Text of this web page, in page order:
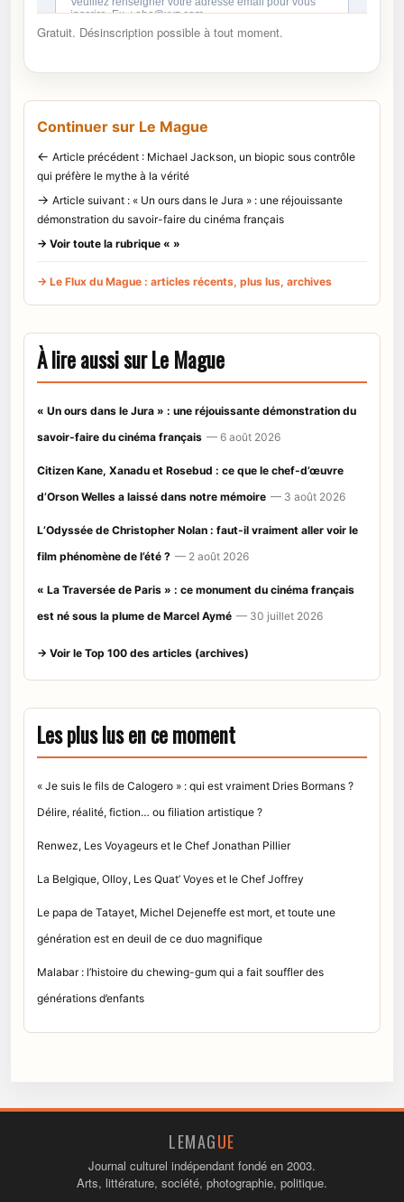
Gratuit. Désinscription possible à tout moment.
Continuer sur Le Mague
← Article précédent : Michael Jackson, un biopic sous contrôle
qui préfère le mythe à la vérité
→ Article suivant : « Un ours dans le Jura » : une réjouissante
démonstration du savoir-faire du cinéma français
→ Voir toute la rubrique « »
→ Le Flux du Mague : articles récents, plus lus, archives
À lire aussi sur Le Mague
« Un ours dans le Jura » : une réjouissante démonstration du
savoir-faire du cinéma français — 6 août 2026
Citizen Kane, Xanadu et Rosebud : ce que le chef-d’œuvre
d’Orson Welles a laissé dans notre mémoire — 3 août 2026
L’Odyssée de Christopher Nolan : faut-il vraiment aller voir le
film phénomène de l’été ? — 2 août 2026
« La Traversée de Paris » : ce monument du cinéma français
est né sous la plume de Marcel Aymé — 30 juillet 2026
→ Voir le Top 100 des articles (archives)
Les plus lus en ce moment
« Je suis le fils de Calogero » : qui est vraiment Dries Bormans ?
Délire, réalité, fiction… ou filiation artistique ?
Renwez, Les Voyageurs et le Chef Jonathan Pillier
La Belgique, Olloy, Les Quat’ Voyes et le Chef Joffrey
Le papa de Tatayet, Michel Dejeneffe est mort, et toute une
génération est en deuil de ce duo magnifique
Malabar : l’histoire du chewing-gum qui a fait souffler des
générations d’enfants
LEMAGUE
Journal culturel indépendant fondé en 2003.
Arts, littérature, société, photographie, politique.